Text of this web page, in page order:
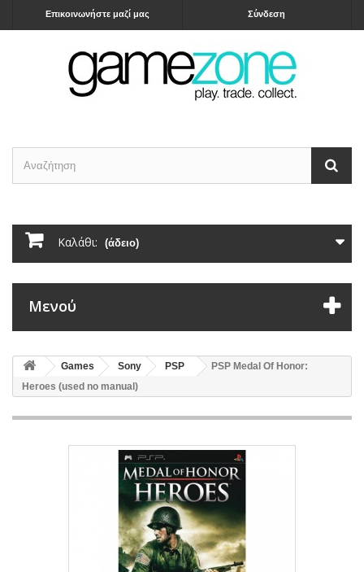
Σύνδεση
Επικοινωνήστε μαζί μας
Καλάθι: (άδειο)
Μενού
Games Sony PSP
PSP Medal Of Honor:
Heroes (used no manual)